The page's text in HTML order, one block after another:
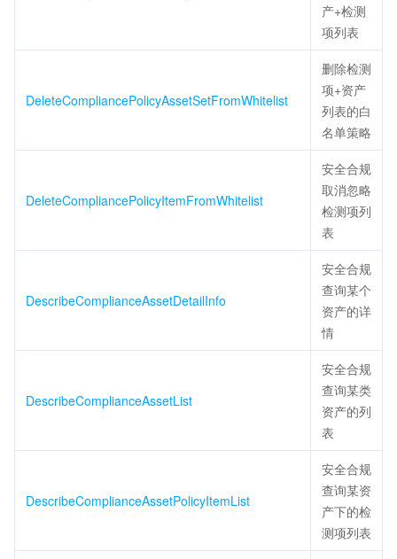
产+检测
项列表
DeleteCompliancePolicyAssetSetFromWhitelist
删除检测
项+资产
列表的白
名单策略
DeleteCompliancePolicyItemFromWhitelist
安全合规
取消忽略
检测项列
表
DescribeComplianceAssetDetailInfo
安全合规
查询某个
资产的详
情
DescribeComplianceAssetList
安全合规
查询某类
资产的列
表
DescribeComplianceAssetPolicyItemList
安全合规
查询某资
产下的检
测项列表